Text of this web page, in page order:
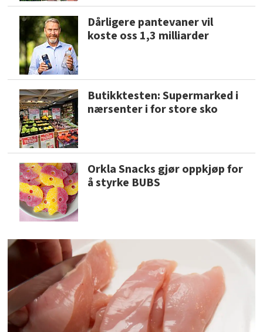
Dårligere pantevaner vil
koste oss 1,3 milliarder
Butikktesten: Supermarked i
nærsenter i for store sko
Orkla Snacks gjør oppkjøp for
å styrke BUBS